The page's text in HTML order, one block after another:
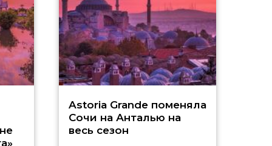
Astoria Grande поменяла
Сочи на Анталью на
весь сезон